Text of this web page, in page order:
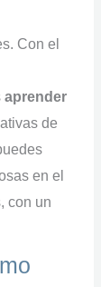
Con el
aprender
de
en el
con un